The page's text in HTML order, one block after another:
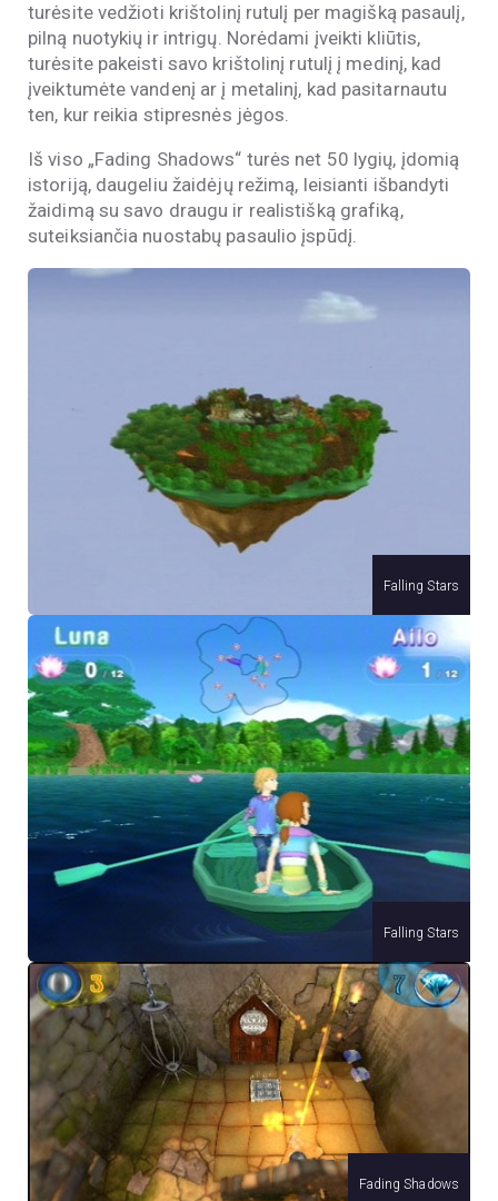
turėsite vedžioti krištolinį rutulį per magišką pasaulį,
pilną nuotykių ir intrigų. Norėdami įveikti kliūtis,
turėsite pakeisti savo krištolinį rutulį į medinį, kad
įveiktumėte vandenį ar į metalinį, kad pasitarnautu
ten, kur reikia stipresnės jėgos.
Iš viso „Fading Shadows“ turės net 50 lygių, įdomią
istoriją, daugeliu žaidėjų režimą, leisianti išbandyti
žaidimą su savo draugu ir realistišką grafiką,
suteiksiančia nuostabų pasaulio įspūdį.
Falling Stars
Falling Stars
Fading Shadows